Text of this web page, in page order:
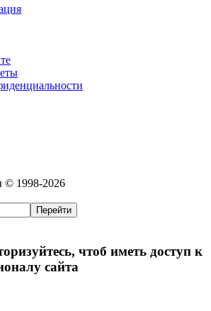
© 1998-2026
чтоб иметь доступ к
сайта